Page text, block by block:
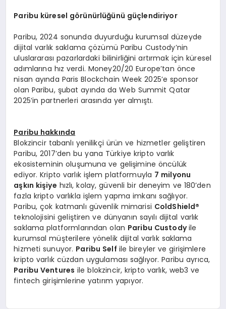
Paribu küresel görünürlüğünü güçlendiriyor
Paribu, 2024 sonunda duyurduğu kurumsal düzeyde
dijital varlık saklama çözümü Paribu Custody’nin
uluslararası pazarlardaki bilinirliğini artırmak için küresel
adımlarına hız verdi. Money20/20 Europe’tan önce
nisan ayında Paris Blockchain Week 2025’e sponsor
olan Paribu, şubat ayında da Web Summit Qatar
2025’in partnerleri arasında yer almıştı.
Paribu hakkında
Blokzincir tabanlı yenilikçi ürün ve hizmetler geliştiren
Paribu, 2017’den bu yana Türkiye kripto varlık
ekosisteminin oluşumuna ve gelişimine öncülük
ediyor. Kripto varlık işlem platformuyla 7 milyonu
aşkın kişiye hızlı, kolay, güvenli bir deneyim ve 180’den
fazla kripto varlıkla işlem yapma imkanı sağlıyor.
Paribu, çok katmanlı güvenlik mimarisi ColdShield®
teknolojisini geliştiren ve dünyanın sayılı dijital varlık
saklama platformlarından olan Paribu Custodyile
kurumsal müşterilere yönelik dijital varlık saklama
hizmeti sunuyor. Paribu Self ile bireyler ve girişimlere
kripto varlık cüzdan uygulaması sağlıyor. Paribu ayrıca,
Paribu Ventures ile blokzincir, kripto varlık, web3 ve
fintech girişimlerine yatırım yapıyor.